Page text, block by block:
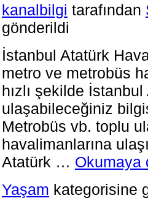
kanalbilgi tarafından
gönderildi
İstanbul Atatürk
metro ve metrobüs
hızlı şekilde
ulaşabileceğiniz
Metrobüs vb. toplu
havalimanlarına
Atatürk … Okumaya
Yaşam kategorisine